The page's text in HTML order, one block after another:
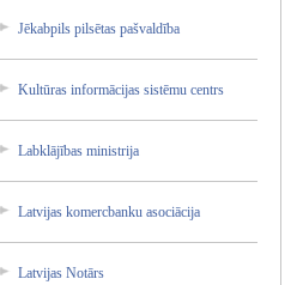
Jēkabpi­ls pilsēta­s pašvald­ība
Kultūra­s informā­cijas sistēmu centrs
Labklāj­ības ministr­ija
Latvija­s komercb­anku asociāc­ija
Latvija­s Notārs